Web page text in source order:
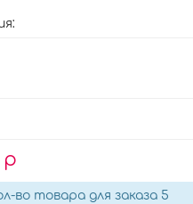
р
во товара для заказа 5